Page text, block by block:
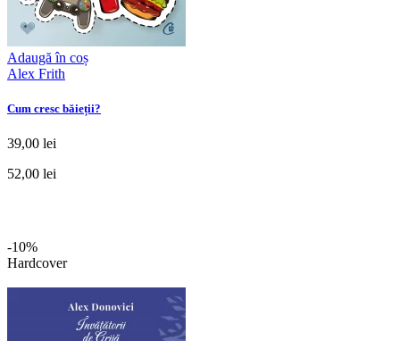
Adaugă în coș
Alex Frith
Cum cresc băieții?
39,00 lei
52,00 lei
-10%
Hardcover